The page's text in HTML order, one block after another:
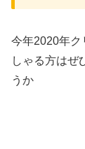
今年2020年ク
しゃる方はぜ
うか